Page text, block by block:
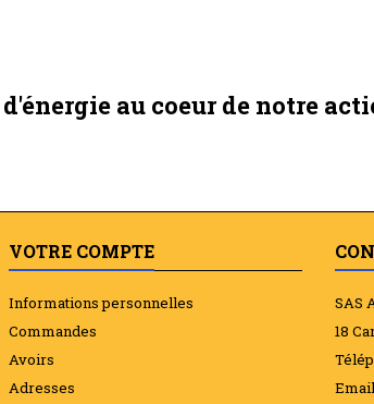
d'énergie au coeur de notre
VOTRE COMPTE
Informations personnelles
Commandes
Avoirs
Adresses
SAS
18